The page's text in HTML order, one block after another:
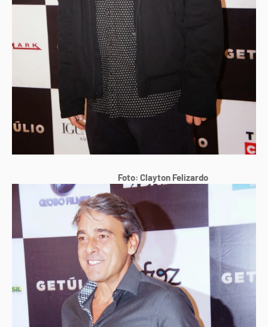
Foto: Clayton Felizardo